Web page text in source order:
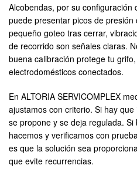
Alcobendas, por su configuración
puede presentar picos de
pequeño goteo tras cerrar,
de recorrido son señales claras.
buena calibración protege tu
electrodomésticos conectados.
En ALTORIA SERVICOMPLEX
ajustamos con criterio. Si hay
se propone y se deja regulada.
hacemos y verificamos con
es que la solución sea
que evite recurrencias.